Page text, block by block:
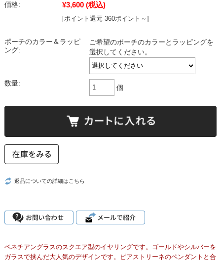
価格: ¥3,600 (税込)
[ポイント還元 360ポイント～]
ポーチのカラー＆ラッピ
ング:
ご希望のポーチのカラーとラッピングを
選択してください。
数量:
個
返品についての詳細はこちら
ベネチアングラスのスクエア型のイヤリングです。ゴールドやシルバーを
ガラスで挟んだ大人気のデザインです。ピアストリーネのペンダントと合